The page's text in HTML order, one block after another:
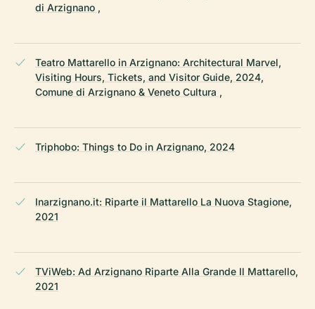
di Arzignano ,
Teatro Mattarello in Arzignano: Architectural Marvel,
Visiting Hours, Tickets, and Visitor Guide, 2024,
Comune di Arzignano & Veneto Cultura ,
Triphobo: Things to Do in Arzignano, 2024
Inarzignano.it: Riparte il Mattarello La Nuova Stagione,
2021
TViWeb: Ad Arzignano Riparte Alla Grande Il Mattarello,
2021